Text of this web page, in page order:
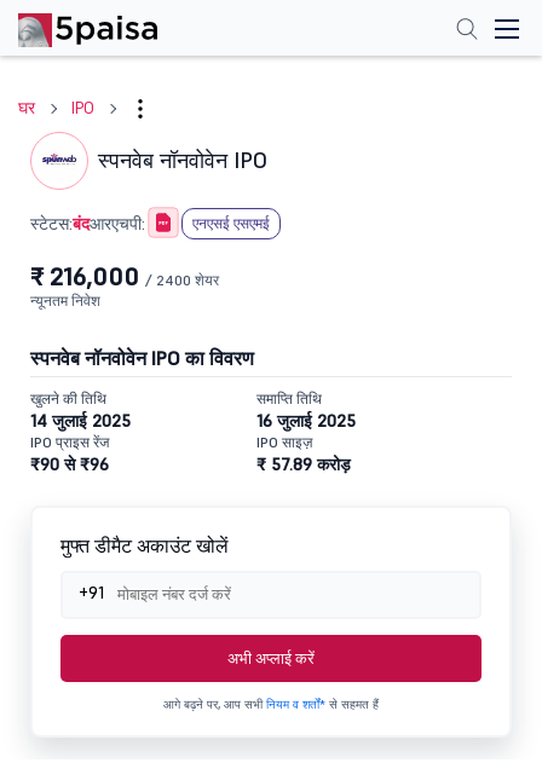
घर IPO
स्पनवेब नॉनवोवेन IPO
स्टेटस:बंदआरएचपी: एनएसई एसएमई
₹ 216,000 / 2400 शेयर
न्यूनतम निवेश
स्पनवेब नॉनवोवेन IPO का विवरण
खुलने की तिथि
14 जुलाई 2025
समाप्ति तिथि
16 जुलाई 2025
IPO प्राइस रेंज
₹90 से ₹96
IPO साइज़
₹ 57.89 करोड़
मुफ्त डीमैट अकाउंट खोलें
+91
अभी अप्लाई करें
आगे बढ़ने पर, आप सभीनियम व शर्तों* से सहमत हैं